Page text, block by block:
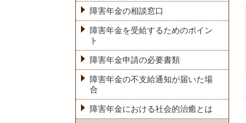
障害年金の相談窓口
障害年金を受給するためのポイン
ト
障害年金申請の必要書類
障害年金の不支給通知が届いた場
合
障害年金における社会的治癒とは